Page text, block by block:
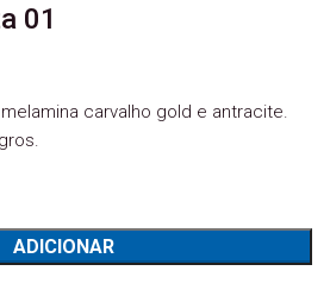
01
carvalho gold e antracite.
ADICIONAR